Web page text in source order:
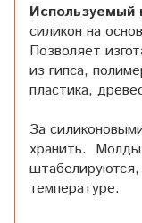
Используемый
силикон на
Позволяет
из гипса,
пластика,
За
хранить. Молды
штабелируются,
температуре.